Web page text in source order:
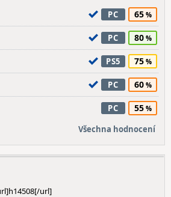
PC 65
PC 80
PS5 75
PC 60
PC 55
Všechna hodnocení